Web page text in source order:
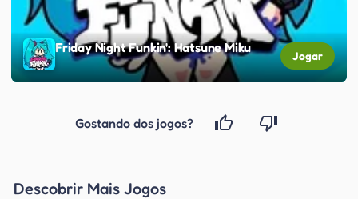
Friday Night Funkin': Hatsune Miku
Jogar
Gostando dos jogos?
Descobrir Mais Jogos